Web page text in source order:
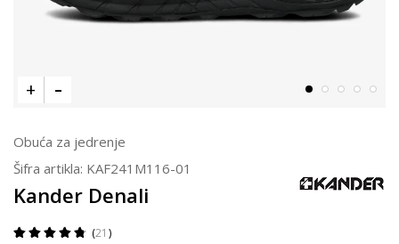
Obuća za jedrenje
Šifra artikla: KAF241M116-01
Kander Denali
21